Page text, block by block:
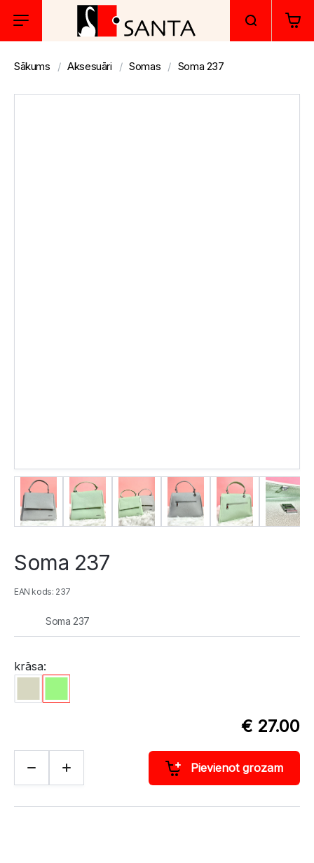
Sākums Aksesuāri Somas Soma 237
Soma 237
EAN kods: 237
Soma 237
krāsa:
€ 27.00
Pievienot grozam